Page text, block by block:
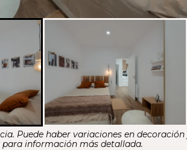
Puede haber variaciones en decoración
información más detallada.